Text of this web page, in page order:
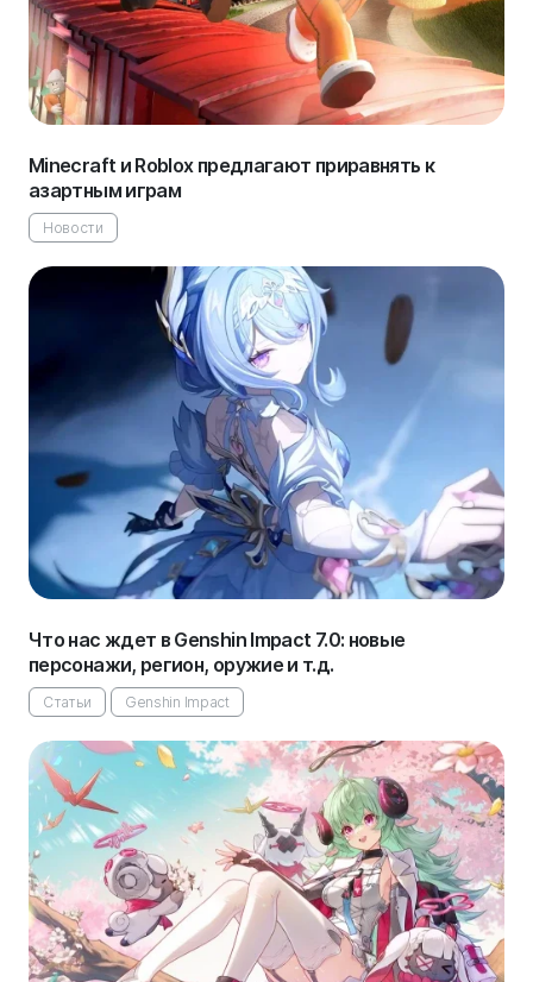
Minecraft и Roblox предлагают приравнять к
азартным играм
Новости
Что нас ждет в Genshin Impact 7.0: новые
персонажи, регион, оружие и т.д.
Статьи Genshin Impact